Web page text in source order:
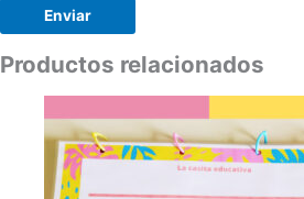
Productos relacionados